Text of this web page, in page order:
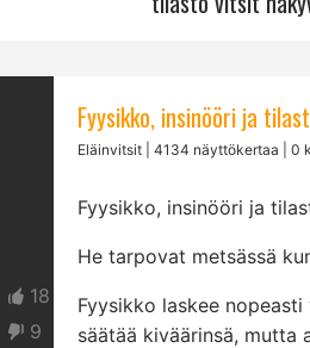
18
9
Fyysikko, insinööri ja
Eläinvitsit | 4134 näyttökertaa | 0
Fyysikko, insinööri ja
He tarpovat metsässä
Fyysikko laskee
säätää kiväärinsä, mutta